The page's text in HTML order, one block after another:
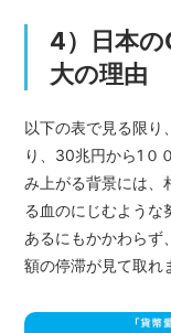
4）日本
大の理由
以下の表で見る限り
り、30兆円から1０
み上がる背景には、
る血のにじむような
あるにもかかわらず
額の停滞が見て取れ